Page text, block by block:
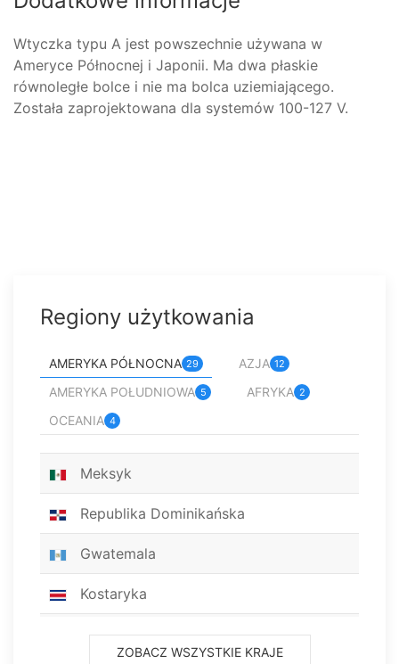
Wtyczka typu A jest powszechnie używana w
Ameryce Północnej i Japonii. Ma dwa płaskie
równoległe bolce i nie ma bolca uziemiającego.
Została zaprojektowana dla systemów 100-127 V.
Regiony użytkowania
AMERYKA PÓŁNOCNA 29 AZJA 12
AMERYKA POŁUDNIOWA 5 AFRYKA 2
OCEANIA 4
Meksyk
Republika Dominikańska
Gwatemala
Kostaryka
Panama
ZOBACZ WSZYSTKIE KRAJE